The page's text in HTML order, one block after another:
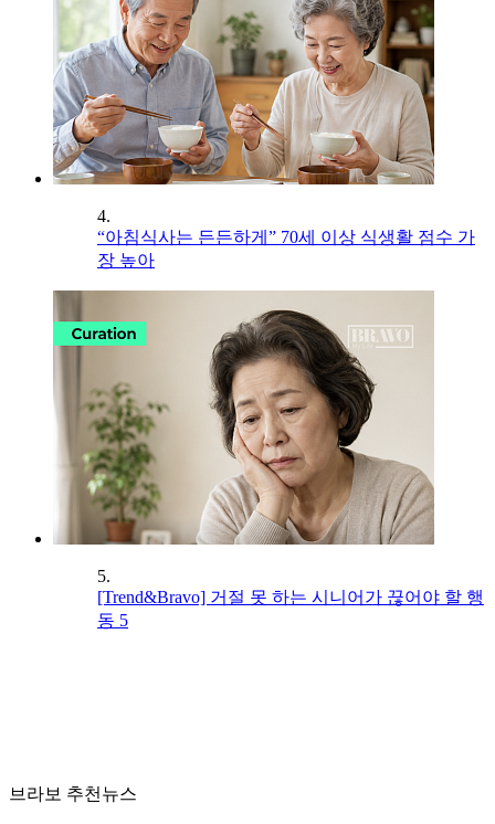
4.
“아침식사는 든든하게” 70세 이상 식생활 점수 가
장 높아
5.
[Trend&Bravo] 거절 못 하는 시니어가 끊어야 할 행
동 5
브라보 추천뉴스